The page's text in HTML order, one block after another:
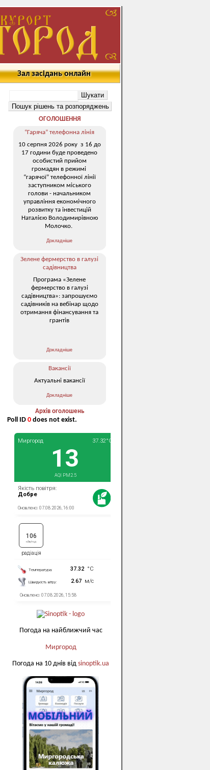
Зал засідань онлайн
ОГОЛОШЕННЯ
“Гаряча” телефонна лінія
10 серпня 2026 року з 16 до
17 години буде проведено
особистий прийом
громадян в режимі
“гарячої” телефонної лінії
заступником міського
голови - начальником
управління економічного
розвитку та інвестицій
Наталією Володимирівною
Молочко.
Докладніше
Зелене фермерство в галузі
садівництва
Програма «Зелене
фермерство в галузі
садівництва»: запрошуємо
садівників на вебінар щодо
отримання фінансування та
грантів
Докладніше
Вакансії
Актуальні вакансії
Докладніше
Архів оголошень
Poll ID 0 does not exist.
Погода на найближчий час
Миргород
Погода на 10 днів від sinoptik.ua